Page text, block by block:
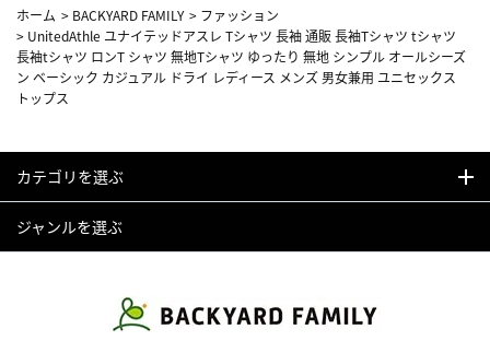
ホーム > BACKYARD FAMILY > ファッション
> UnitedAthle ユナイテッドアスレ Tシャツ 長袖 通販 長袖Tシャツ tシャツ
長袖tシャツ ロンT シャツ 無地Tシャツ ゆったり 無地 シンプル オールシーズ
ン ベーシック カジュアル ドライ レディース メンズ 男女兼用 ユニセックス
トップス
カテゴリを選ぶ
ジャンルを選ぶ